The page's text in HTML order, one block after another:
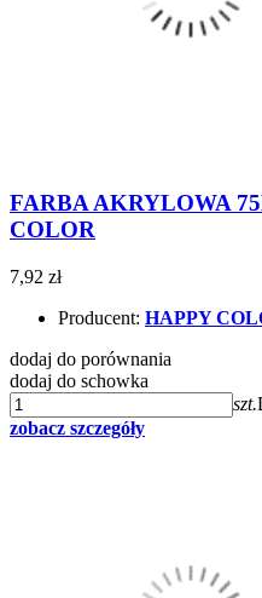
FARBA AKRYLOWA
COLOR
7,92 zł
Producent: HAPPY
dodaj do porównania
dodaj do schowka
szt.
zobacz szczegóły